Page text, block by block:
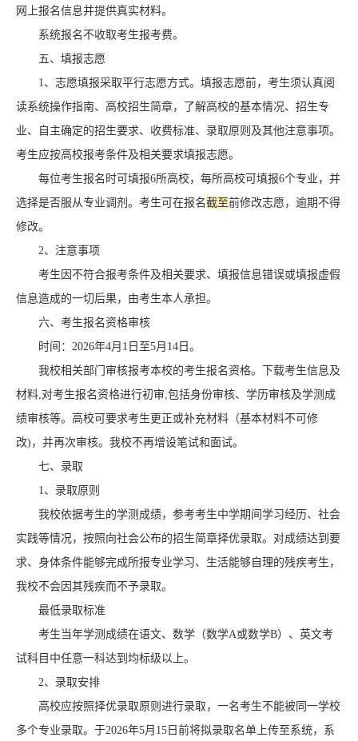
网上报名信息并提供真实材料。
系统报名不收取考生报考费。
五、填报志愿
1、志愿填报采取平行志愿方式。填报志愿前，考生须认真阅
读系统操作指南、高校招生简章，了解高校的基本情况、招生专
业、自主确定的招生要求、收费标准、录取原则及其他注意事项。
考生应按高校报考条件及相关要求填报志愿。
每位考生报名时可填报6所高校，每所高校可填报6个专业，并
选择是否服从专业调剂。考生可在报名截至前修改志愿，逾期不得
修改。
2、注意事项
考生因不符合报考条件及相关要求、填报信息错误或填报虚假
信息造成的一切后果，由考生本人承担。
六、考生报名资格审核
时间：2026年4月1日至5月14日。
我校相关部门审核报考本校的考生报名资格。下载考生信息及
材料,对考生报名资格进行初审,包括身份审核、学历审核及学测成
绩审核等。高校可要求考生更正或补充材料（基本材料不可修
改)，并再次审核。我校不再增设笔试和面试。
七、录取
1、录取原则
我校依据考生的学测成绩，参考考生中学期间学习经历、社会
实践等情况，按照向社会公布的招生简章择优录取。对成绩达到要
求、身体条件能够完成所报专业学习、生活能够自理的残疾考生，
我校不会因其残疾而不予录取。
最低录取标准
考生当年学测成绩在语文、数学（数学A或数学B）、英文考
试科目中任意一科达到均标级以上。
2、录取安排
高校应按照择优录取原则进行录取，一名考生不能被同一学校
多个专业录取。于2026年5月15日前将拟录取名单上传至系统，系